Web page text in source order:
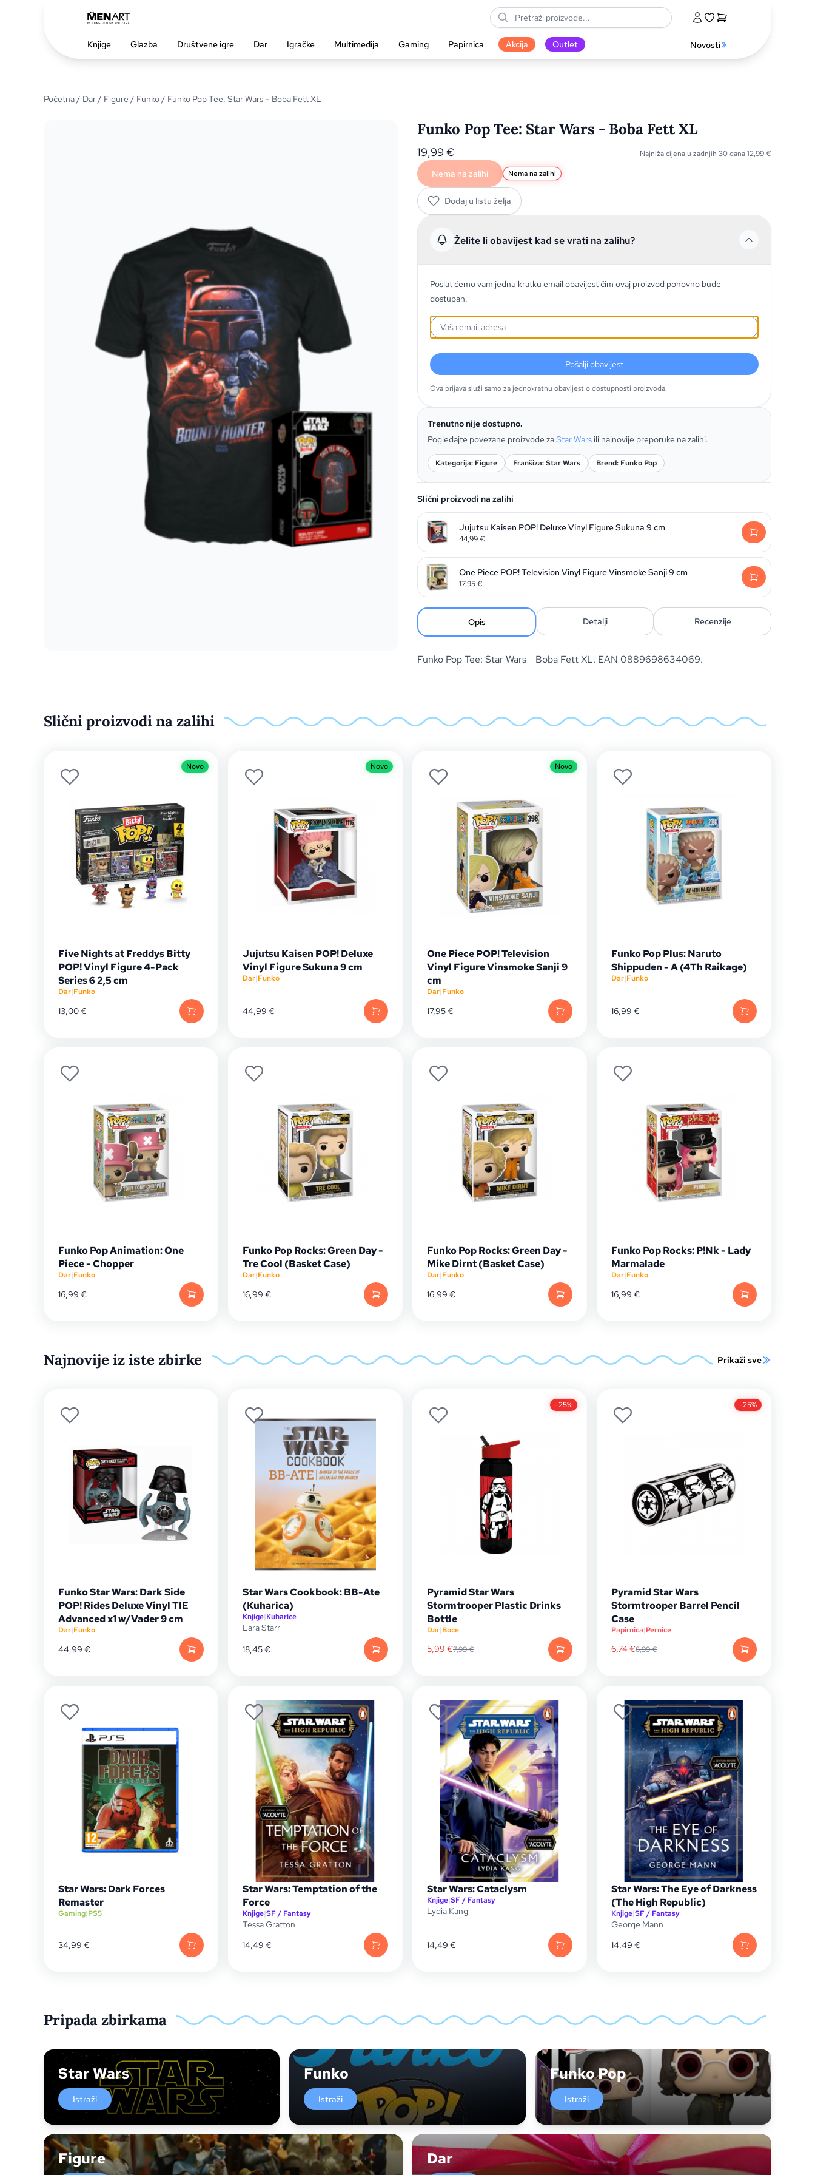
Knjige Glazba Društvene igre Dar Igračke Multimedija Gaming Papirnica Akcija Outlet Novosti
Početna/ Dar/ Figure / Funko/ Funko Pop Tee: Star Wars – Boba Fett XL
Funko Pop Tee: Star Wars - Boba Fett XL
19,99 € Najniža cijena u zadnjih 30 dana12,99€
Nema na zalihi Nema na zalihi
Dodaj u listu želja
Želite li obavijest kad se vrati na zalihu?
Poslat ćemo vam jednu kratku email obavijest čim ovaj proizvod ponovno bude
dostupan.
Pošalji obavijest
Ova prijava služi samo za jednokratnu obavijest o dostupnosti proizvoda.
Trenutno nije dostupno.
Pogledajte povezane proizvode zaStar Wars ili najnovije preporuke na zalihi.
Kategorija: Figure Franšiza: Star Wars Brend: Funko Pop
Slični proizvodi na zalihi
Jujutsu Kaisen POP! Deluxe Vinyl Figure Sukuna 9 cm
44,99€
One Piece POP! Television Vinyl Figure Vinsmoke Sanji 9 cm
17,95€
Opis Detalji Recenzije
Funko Pop Tee: Star Wars - Boba Fett XL. EAN 0889698634069.
Slični proizvodi na zalihi
Novo
Five Nights at Freddys Bitty
POP! Vinyl Figure 4-Pack
Series 6 2,5 cm
Dar|Funko
13,00€
Novo
Jujutsu Kaisen POP! Deluxe
Vinyl Figure Sukuna 9 cm
Dar|Funko
44,99 €
Novo
One Piece POP! Television
Vinyl Figure Vinsmoke Sanji 9
cm
Dar|Funko
17,95€
Funko Pop Plus: Naruto
Shippuden - A (4Th Raikage)
Dar|Funko
16,99 €
Funko Pop Animation: One
Piece - Chopper
Dar|Funko
16,99 €
Funko Pop Rocks: Green Day -
Tre Cool (Basket Case)
Dar|Funko
16,99 €
Funko Pop Rocks: Green Day -
Mike Dirnt (Basket Case)
Dar|Funko
16,99 €
Funko Pop Rocks: P!Nk - Lady
Marmalade
Dar|Funko
16,99 €
Najnovije iz iste zbirke Prikaži sve
Funko Star Wars: Dark Side
POP! Rides Deluxe Vinyl TIE
Advanced x1 w/Vader 9 cm
Dar|Funko
44,99 €
Star Wars Cookbook: BB-Ate
(Kuharica)
Knjige|Kuharice
Lara Starr
18,45€
-25%
Pyramid Star Wars
Stormtrooper Plastic Drinks
Bottle
Dar|Boce
5,99 €7,99€
-25%
Pyramid Star Wars
Stormtrooper Barrel Pencil
Case
Papirnica|Pernice
6,74 €8,99€
Star Wars: Dark Forces
Remaster
Gaming|PS5
34,99 €
Star Wars: Temptation of the
Force
Knjige|SF / Fantasy
Tessa Gratton
14,49 €
Star Wars: Cataclysm
Knjige|SF / Fantasy
Lydia Kang
14,49 €
Star Wars: The Eye of Darkness
(The High Republic)
Knjige|SF / Fantasy
George Mann
14,49 €
Pripada zbirkama
Star Wars
Istraži
Funko
Istraži
Funko Pop
Istraži
Figure Dar